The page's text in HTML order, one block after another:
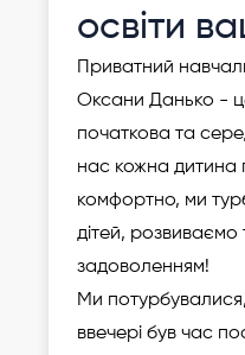
освіти
Приватний
Оксани Данько -
початкова та
нас кожна дитина
комфортно, ми
дітей,
задоволенням!
Ми
ввечері був час